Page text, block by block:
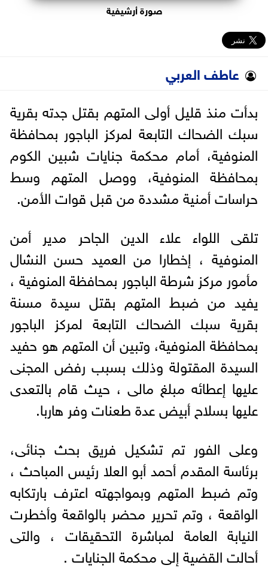
صورة أرشيفية
عاطف العربي
بدأت منذ قليل أولى المتهم بقتل جدته بقرية
سبك الضحاك التابعة لمركز الباجور بمحافظة
المنوفية، أمام محكمة جنايات شبين الكوم
بمحافظة المنوفية، ووصل المتهم وسط
حراسات أمنية مشددة من قبل قوات الأمن.
تلقى اللواء علاء الدين الجاحر مدير أمن
المنوفية ، إخطارا من العميد حسن النشال
مأمور مركز شرطة الباجور بمحافظة المنوفية ،
يفيد من ضبط المتهم بقتل سيدة مسنة
بقرية سبك الضحاك التابعة لمركز الباجور
بمحافظة المنوفية، وتبين أن المتهم هو حفيد
السيدة المقتولة وذلك بسبب رفض المجنى
عليها إعطائه مبلغ مالى ، حيث قام بالتعدى
عليها بسلاح أبيض عدة طعنات وفر هاربا.
وعلى الفور تم تشكيل فريق بحث جنائى،
برئاسة المقدم أحمد أبو العلا رئيس المباحث ،
وتم ضبط المتهم وبمواجهته اعترف بارتكابه
الواقعة ، وتم تحرير محضر بالواقعة وأخطرت
النيابة العامة لمباشرة التحقيقات ، والتى
أحالت القضية إلى محكمة الجنايات .